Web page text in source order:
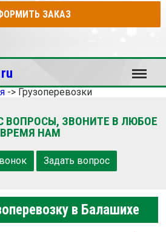
ЗАКАЗ
Меню
-> Грузоперевозки
ВОПРОСЫ, ЗВОНИТЕ В ЛЮБОЕ
ВРЕМЯ НАМ
Задать вопрос
в Балашихе